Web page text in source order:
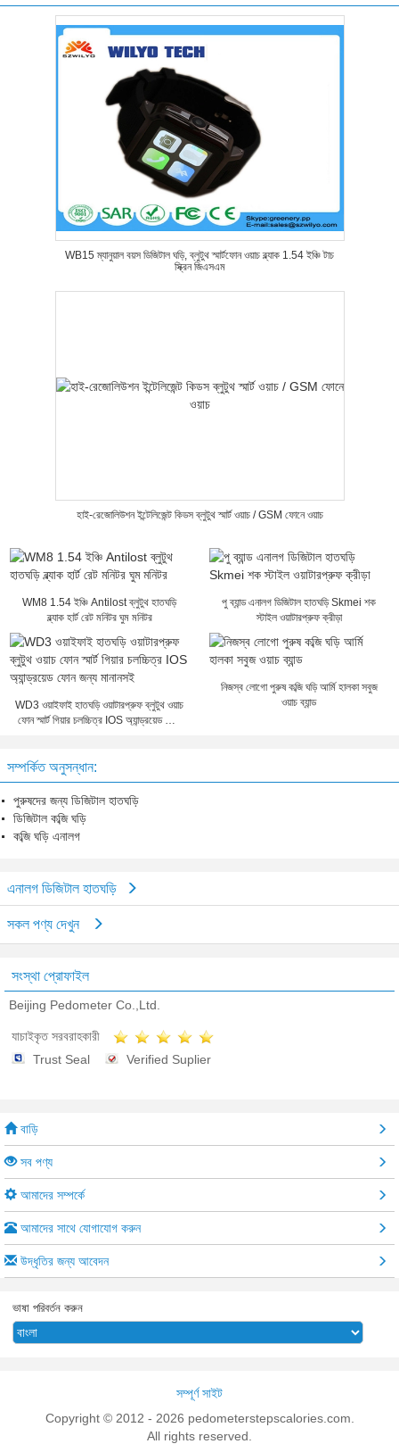
WB15 ম্যানুয়াল বয়স ডিজিটাল ঘড়ি, ব্লুটুথ স্মার্টফোন ওয়াচ ব্ল্যাক 1.54 ইঞ্চি টাচ
স্ক্রিন জিএসএম
হাই-রেজোলিউশন ইন্টেলিজেন্ট কিডস ব্লুটুথ স্মার্ট ওয়াচ / GSM ফোনে ওয়াচ
WM8 1.54 ইঞ্চি Antilost ব্লুটুথ হাতঘড়ি
ব্ল্যাক হার্ট রেট মনিটর ঘুম মনিটর
পু ব্যান্ড এনালগ ডিজিটাল হাতঘড়ি Skmei শক
স্টাইল ওয়াটারপ্রুফ ক্রীড়া
WD3 ওয়াইফাই হাতঘড়ি ওয়াটারপ্রুফ ব্লুটুথ ওয়াচ
ফোন স্মার্ট গিয়ার চলচ্চিত্র IOS অ্যান্ড্রয়েড ফোন
নিজস্ব লোগো পুরুষ কব্জি ঘড়ি আর্মি হালকা সবুজ
ওয়াচ ব্যান্ড
সম্পর্কিত অনুসন্ধান:
পুরুষদের জন্য ডিজিটাল হাতঘড়ি
ডিজিটাল কব্জি ঘড়ি
কব্জি ঘড়ি এনালগ
এনালগ ডিজিটাল হাতঘড়ি
সকল পণ্য দেখুন
সংস্থা প্রোফাইল
Beijing Pedometer Co.,Ltd.
যাচাইকৃত সরবরাহকারী
Trust Seal
Verified Suplier
বাড়ি
সব পণ্য
আমাদের সম্পর্কে
আমাদের সাথে যোগাযোগ করুন
উদ্ধৃতির জন্য আবেদন
ভাষা পরিবর্তন করুন
সম্পূর্ণ সাইট
Copyright © 2012 - 2026 pedometerstepscalories.com.
All rights reserved.